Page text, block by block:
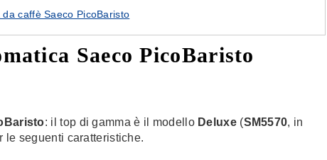
da caffè Saeco PicoBaristo
Saeco PicoBaristo
: il top di gamma è il modello Deluxe(SM5570, in
le seguenti caratteristiche.